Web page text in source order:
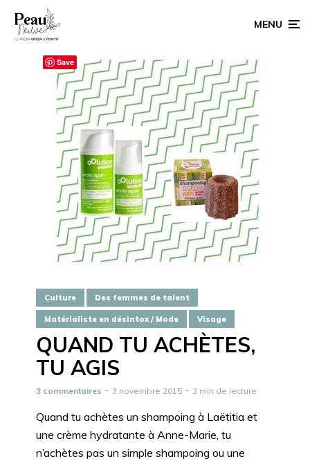
MENU
Culture Des femmes de talent
Matérialiste en désintox / Mode Visage
QUAND TU ACHÈTES,
TU AGIS
3 commentaires 3 novembre 2015 2 min de lecture
Quand tu achètes un shampoing à Laëtitia et
une crème hydratante à Anne-Marie, tu
n’achètes pas un simple shampoing ou une
Save